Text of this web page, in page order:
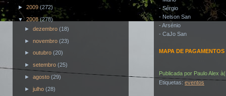
► 2009 (272)
▼ 2008(278)
►dezembro(18)
►novembro(23)
►outubro(20)
►setembro(25)
►agosto(29)
►julho(28)
- Sérgio
- Nelson San
- Arsénio
- CaJo San
MAPA DE
Publicada por Paulo Alex
Etiquetas: eventos